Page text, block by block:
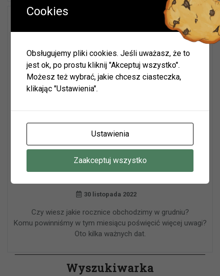
Kalendarium rocznic literackich
w 2022 r. – Grudzień
30 listopada 2022
Czy wiesz jakie rocznice obchodzimy w grudniu?
Komu powinniśmy w tym miesiącu poświęcić więcej uwagi?
Oto kilka ważnych dat.
Wyszukiwarka
Cookies
Obsługujemy pliki cookies. Jeśli uważasz, że to
jest ok, po prostu kliknij "Akceptuj wszystko".
Możesz też wybrać, jakie chcesz ciasteczka,
klikając "Ustawienia".
Ustawienia
Zaakceptuj wszystko